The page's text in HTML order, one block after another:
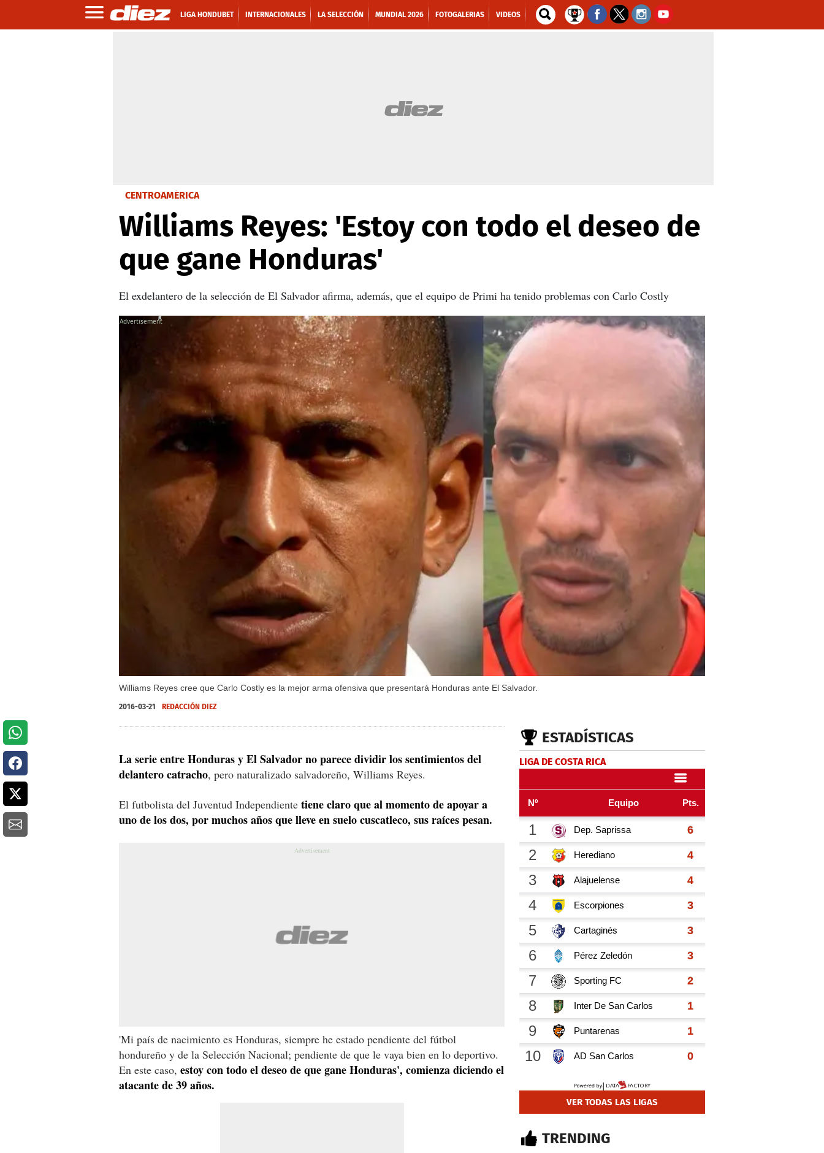
LIGA HONDUBET INTERNACIONALES LA SELECCIÓN MUNDIAL 2026 FOTOGALERIAS VIDEOS
CENTROAMÉRICA
Williams Reyes: 'Estoy con todo el deseo de
que gane Honduras'
El exdelantero de la selección de El Salvador afirma, además, que el equipo de Primi ha tenido problemas con Carlo Costly
Williams Reyes cree que Carlo Costly es la mejor arma ofensiva que presentará Honduras ante El Salvador.
X
2016-03-21 REDACCIÓN DIEZ
La serie entre Honduras y El Salvador no parece dividir los sentimientos del
delantero catracho, pero naturalizado salvadoreño, Williams Reyes.
El futbolista del Juventud Independiente tiene claro que al momento de apoyar a
uno de los dos, por muchos años que lleve en suelo cuscatleco, sus raíces pesan.
'Mi país de nacimiento es Honduras, siempre he estado pendiente del fútbol
hondureño y de la Selección Nacional; pendiente de que le vaya bien en lo deportivo.
En este caso, estoy con todo el deseo de que gane Honduras', comienza diciendo el
atacante de 39 años.
ESTADÍSTICAS
LIGA DE COSTA RICA
VER TODAS LAS LIGAS
TRENDING